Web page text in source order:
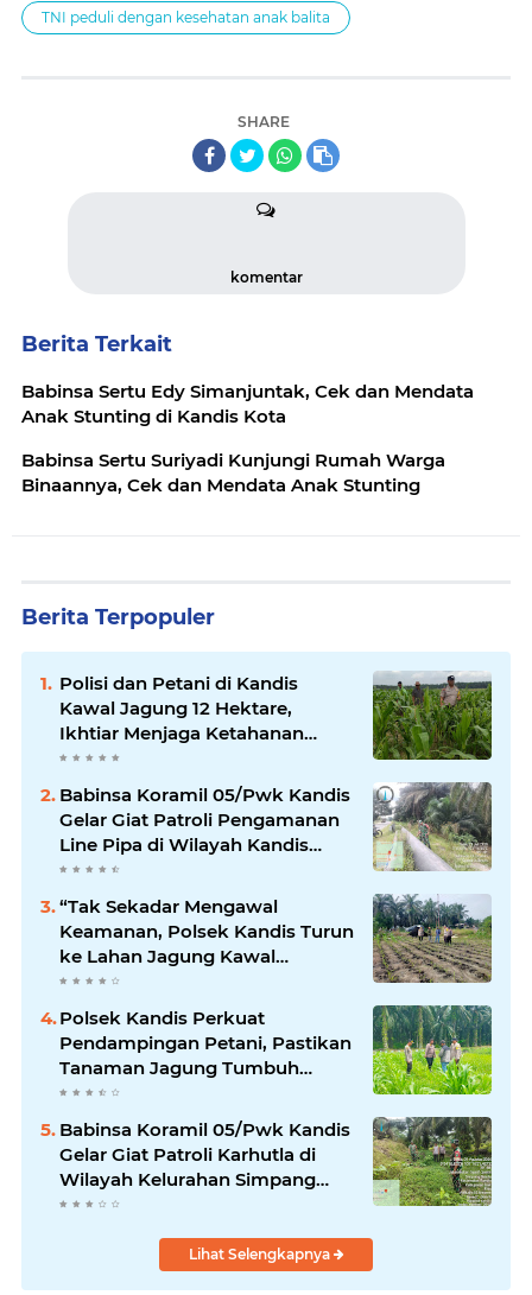
TNI peduli dengan kesehatan anak balita
SHARE
komentar
Berita Terkait
Babinsa Sertu Edy Simanjuntak, Cek dan Mendata
Anak Stunting di Kandis Kota
Babinsa Sertu Suriyadi Kunjungi Rumah Warga
Binaannya, Cek dan Mendata Anak Stunting
Berita Terpopuler
Polisi dan Petani di Kandis
Kawal Jagung 12 Hektare,
Ikhtiar Menjaga Ketahanan
Pangan
Babinsa Koramil 05/Pwk Kandis
Gelar Giat Patroli Pengamanan
Line Pipa di Wilayah Kandis
Kandis
“Tak Sekadar Mengawal
Keamanan, Polsek Kandis Turun
ke Lahan Jagung Kawal
Ketahanan Pangan
Polsek Kandis Perkuat
Pendampingan Petani, Pastikan
Tanaman Jagung Tumbuh
Optimal Dukung Swasembada
Pangan Nasional
Babinsa Koramil 05/Pwk Kandis
Gelar Giat Patroli Karhutla di
Wilayah Kelurahan Simpang
Belutu
Lihat Selengkapnya